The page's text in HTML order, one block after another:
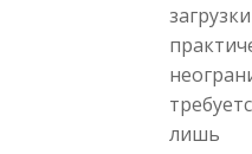
загрузки
лишь